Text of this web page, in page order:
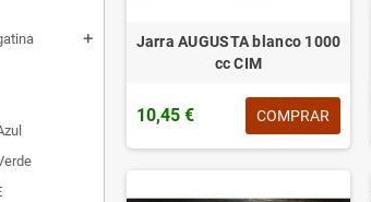
add
Jarra AUGUSTA blanco 1000
cc CIM
10,45 € COMPRAR